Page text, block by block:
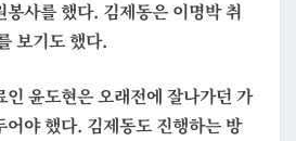
봉사를 했다. 김제동은 이명박 취
보기도 했다.
인 윤도현은 오래전에 잘나가던 가
어야 했다. 김제동도 진행하는 방